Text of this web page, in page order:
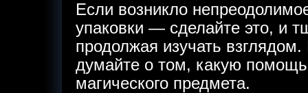
Если возникло
упаковки — сделайте это, и
продолжая изучать
думайте о том, какую помощь
магического предмета.